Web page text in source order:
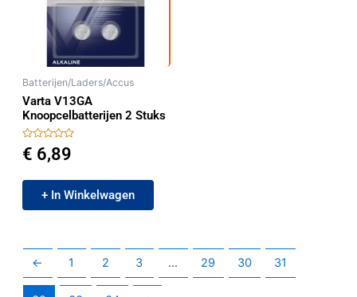
Batterijen/Laders/Accus
Varta V13GA
Knoopcelbatterijen 2 Stuks
Gewaardeerd
0
€ 6,89
+ In Winkelwagen
← 1 2 3 … 29 30 31